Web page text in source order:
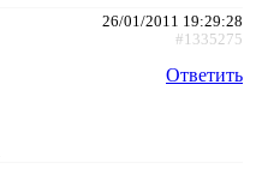
26/01/2011 19:29:28
#1335275
Ответить